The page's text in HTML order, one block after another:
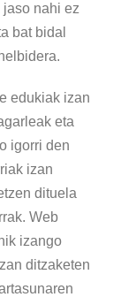
nahi ez
bat bidal
helbidera.
edukiak izan
eta
igorri den
izan
dituela
Web
izango
ditzaketen